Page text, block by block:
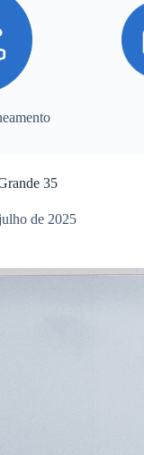
35
de 2025